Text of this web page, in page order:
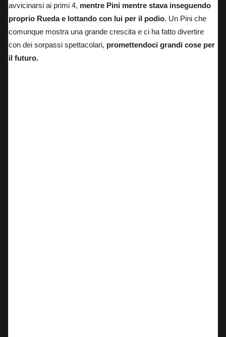
avvicinarsi ai primi 4, mentre Pini mentre stava inseguendo
proprio Rueda e lottando con lui per il podio. Un Pini che
comunque mostra una grande crescita e ci ha fatto divertire
con dei sorpassi spettacolari, promettendoci grandi cose per
il futuro.